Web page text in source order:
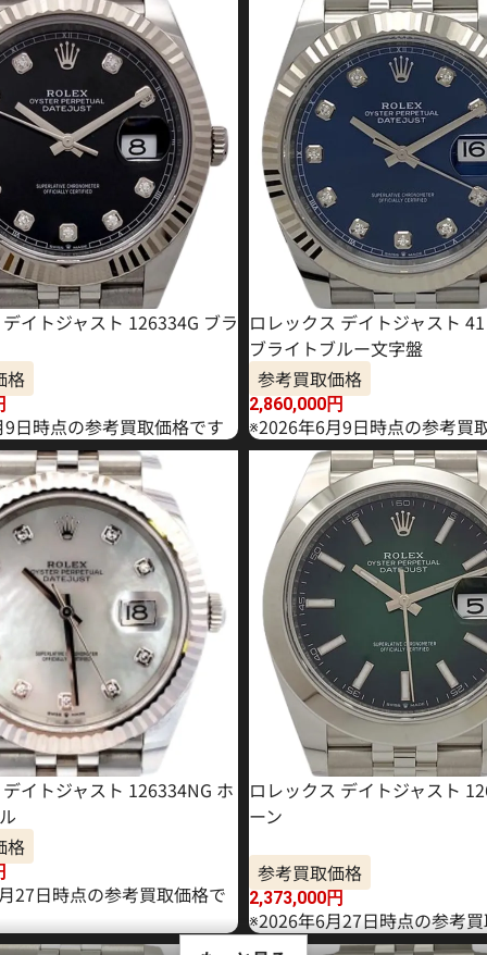
イトジャスト 126334G ブラ
格
日時点の参考買取価格です
ロレックス デイトジャスト
ブライトブルー文字盤
参考買取価格
2,860,000円
※2026年6月9日時点の参考買
イトジャスト 126334NG ホ
格
27日時点の参考買取価格で
ロレックス デイトジャスト
ーン
参考買取価格
2,373,000円
※2026年6月27日時点の参考